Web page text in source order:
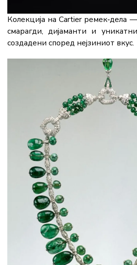
Колекција на Cartier ремек‑дела
смарагди, дијаманти и
создадени според нејзиниот вкус.